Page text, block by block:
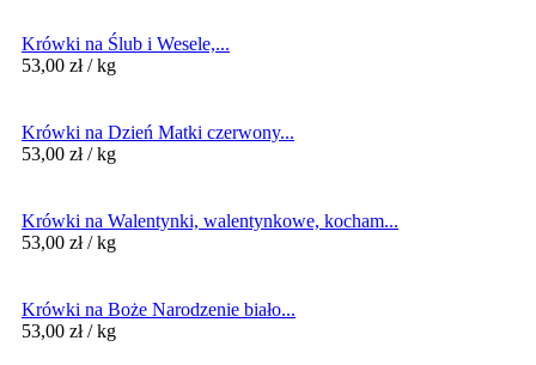
Krówki na Ślub i Wesele,...
53,00 zł / kg
Krówki na Dzień Matki czerwony...
53,00 zł / kg
Krówki na Walentynki, walentynkowe, kocham...
53,00 zł / kg
Krówki na Boże Narodzenie biało...
53,00 zł / kg